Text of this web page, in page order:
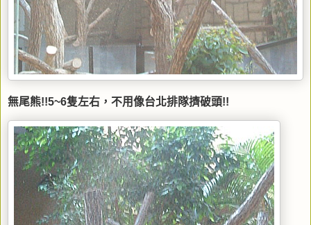
無尾熊!!5~6隻左右，不用像台北排隊擠破頭!!